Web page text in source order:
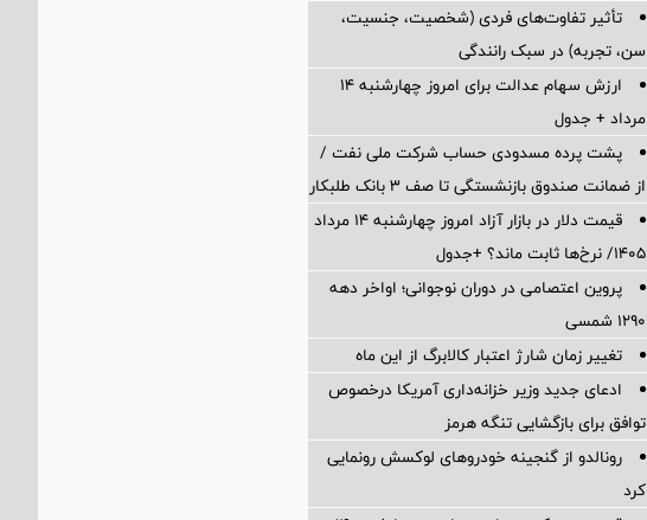
تأثیر تفاوت‌های فردی (شخصیت، جنسیت،
سن، تجربه) در سبک رانندگی
ارزش سهام عدالت برای امروز چهارشنبه ۱۴
مرداد + جدول
پشت پرده‌ مسدودی حساب شرکت ملی نفت /
از ضمانت صندوق بازنشستگی تا صف ۳ بانک طلبکار
قیمت دلار در بازار آزاد امروز چهارشنبه ۱۴ مرداد
۱۴۰۵/ نرخ‌ها ثابت ماند؟ +جدول
پروین اعتصامی در دوران نوجوانی؛ اواخر دهه
۱۲۹۰ شمسی
تغییر زمان شارژ اعتبار کالابرگ از این ماه
ادعای جدید وزیر خزانه‌داری آمریکا درخصوص
توافق برای بازگشایی تنگه هرمز
رونالدو از گنجینه خودروهای لوکسش رونمایی
کرد